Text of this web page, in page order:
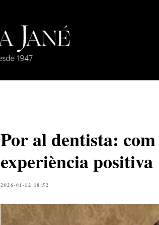
Por al dentista:
experiència positiva
2026-01-12 18:52